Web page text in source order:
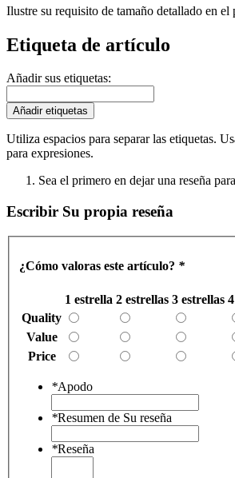
Ilustre su requisito de tamaño detallado en el
Etiqueta de artículo
Añadir sus etiquetas:
Añadir etiquetas
Utiliza espacios para separar las etiquetas.
para expresiones.
Sea el primero en dejar una reseña
Escribir Su propia reseña
¿Cómo valoras este artículo? *
1 estrella 2 estrellas 3 estrellas
Quality
Value
Price
*Apodo
*Resumen de Su reseña
*Reseña